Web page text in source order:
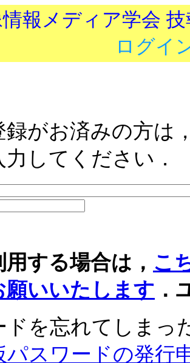
報メディア学会
ログイ
録がお済みの方は
してください．
する場合は， こ
願いいたします ．
ドを忘れてしまっ
パスワードの発行